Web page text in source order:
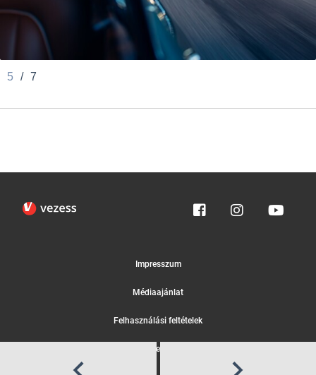
5 / 7
Impresszum
Médiaajánlat
Felhasználási feltételek
Egyedi adatkezelési tájékoztató